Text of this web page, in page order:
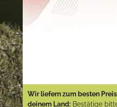
Wir liefern zum besten
deinem Land: Bestätige